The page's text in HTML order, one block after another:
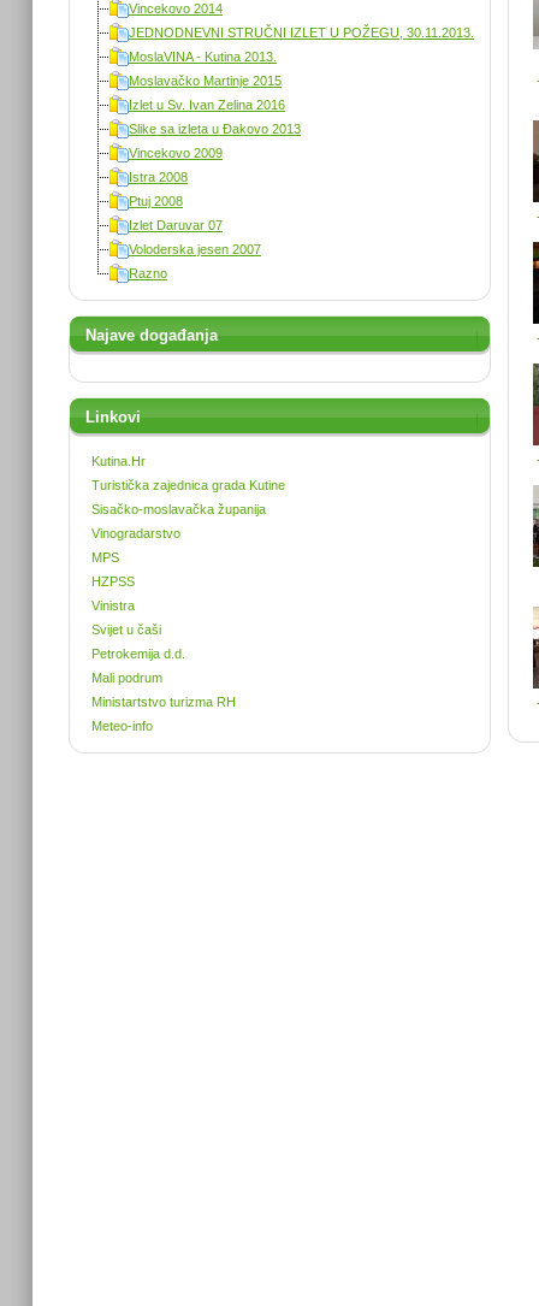
Vincekovo 2014
JEDNODNEVNI STRUČNI IZLET U POŽEGU, 30.11.2013.
MoslaVINA - Kutina 2013.
Moslavačko Martinje 2015
Izlet u Sv. Ivan Zelina 2016
Slike sa izleta u Đakovo 2013
Vincekovo 2009
Istra 2008
Ptuj 2008
Izlet Daruvar 07
Voloderska jesen 2007
Razno
Najave događanja
Linkovi
Kutina.Hr
Turistička zajednica grada Kutine
Sisačko-moslavačka županija
Vinogradarstvo
MPS
HZPSS
Vinistra
Svijet u čaši
Petrokemija d.d.
Mali podrum
Ministartstvo turizma RH
Meteo-info